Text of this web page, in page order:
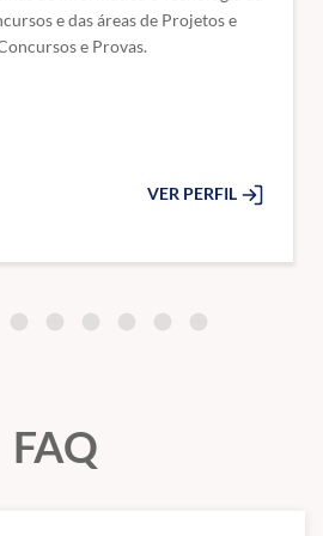
estruturada e orientada a
pesquisa e hashing.
e suas generalizações: Árvores
balanceadas (AVL), árvores B e
protocolo HTTP, HTTP/2,
proxy, cache, DNS, balanceamento de
BDD. Arquiteturas em camadas,
(orquestração de serviços e
e das áreas de Projetos e
e Provas.
VER PERFIL
FAQ